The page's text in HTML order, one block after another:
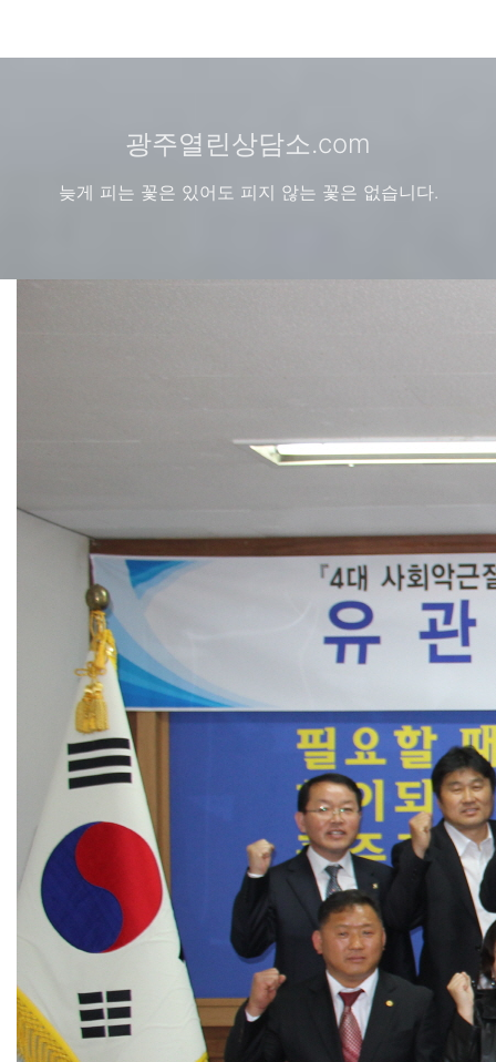
광주열린상담소.com
늦게 피는 꽃은 있어도 피지 않는 꽃은 없습니다.